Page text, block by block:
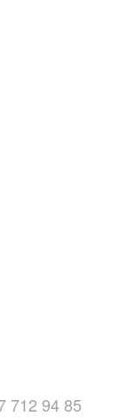
712 94 85